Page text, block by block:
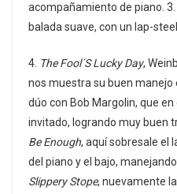
acompañamiento de piano. 3.
balada suave, con un lap-
4. The Fool´S Lucky Day,
nos muestra su buen manejo
dúo con Bob Margolin, que
invitado, logrando muy buen
Be Enough, aquí sobresale el
del piano y el bajo,
Slippery Stope, nuevamente